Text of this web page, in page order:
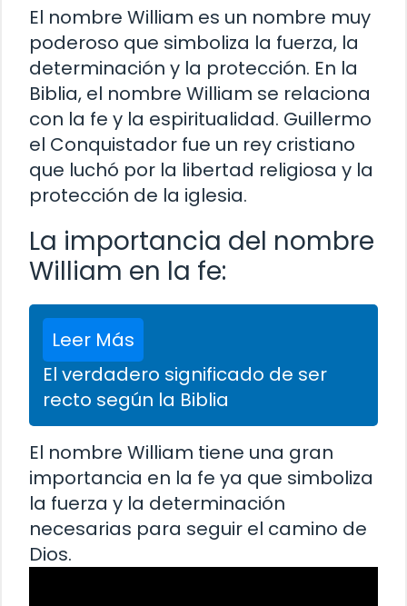
El nombre William es un nombre muy
poderoso que simboliza la fuerza, la
determinación y la protección. En la
Biblia, el nombre William se relaciona
con la fe y la espiritualidad. Guillermo
el Conquistador fue un rey cristiano
que luchó por la libertad religiosa y la
protección de la iglesia.
La importancia del nombre
William en la fe:
Leer Más
El verdadero significado de ser
recto según la Biblia
El nombre William tiene una gran
importancia en la fe ya que simboliza
la fuerza y la determinación
necesarias para seguir el camino de
Dios.